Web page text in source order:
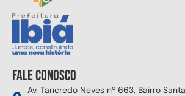
Fale conosco
Av. Tancredo Neves nº 663, Bairro